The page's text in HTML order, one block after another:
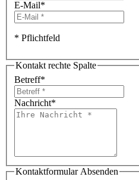
E-Mail*
* Pflichtfeld
Kontakt rechte Spalte
Betreff*
Nachricht*
Kontaktformular Absenden